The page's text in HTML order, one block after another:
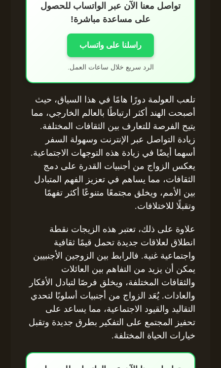
تواصل معنا الآن عبر الواتساب للحصول
على مساعدة مباشرة!
راسلنا على واتساب
الرد سريع خلال ساعات العمل.
تلعب العولمة دورًا هامًا في هذا السياق، حيث
أصبحت الهند أكثر ارتباطًا بالعالم الخارجي، مما
يتيح الفرصة للتعارف بين الثقافات المختلفة.
زيادة التواصل عبر الإنترنت وسهولة السفر
أسهما أيضًا في زيادة هذه التوجهات الاجتماعية.
يعكس الزواج من أجنبيات القدرة على دمج
الثقافات، مما يساهم في تعزيز الفهم المتبادل
بين الأمم، ويخلق مجتمعًا متنوعًا أكثر تفهمًا
وتقبلًا للاختلافات.
علاوة على ذلك، تعتبر هذه الزيجات نقطة
انطلاق لعلاقات جديدة تحمل قيمًا ثقافية
واجتماعية غنية. فالرابط بين الزوجين الأجنبيين
يمكن أن يزيد من التفاهم بين العائلات
والثقافات المختلفة، ويخلق فرصًا لتبادل الأفكار
والعادات. يُعَد الزواج من أجنبيات أسلوبًا لتحدي
التقاليد والقيود الاجتماعية، مما يساعد على
تحفيز المجتمع على التفكير بطرق جديدة وتقبل
خيارات الحياة المختلفة.